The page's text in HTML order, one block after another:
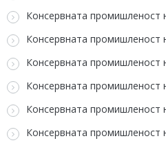
Консервната промишленост
Консервната промишленост
Консервната промишленост
Консервната промишленост
Консервната промишленост
Консервната промишленост